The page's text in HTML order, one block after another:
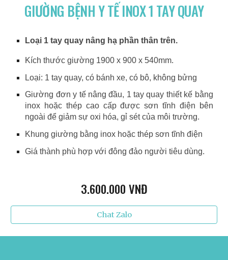
GIƯỜNG BỆNH Y TẾ INOX 1 TAY QUAY
Loại 1 tay quay nâng hạ phần thân trên.
Kích thước giường 1900 x 900 x 540mm.
Loại: 1 tay quay, có bánh xe, có bô, không bửng
Giường đơn y tế nâng đầu, 1 tay quay thiết kế bằng
inox hoặc thép cao cấp được sơn tĩnh điện bên
ngoài để giảm sự oxi hóa, gỉ sét của môi trường.
Khung giường bằng inox hoặc thép sơn tĩnh điện
Giá thành phù hợp với đông đảo người tiêu dùng.
3.600.000 VNĐ
Chat Zalo